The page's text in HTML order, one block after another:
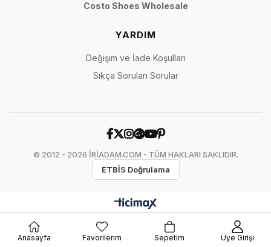
Costo Shoes Wholesale
YARDIM
Değişim ve İade Koşulları
Sıkça Sorulan Sorular
© 2012 - 2026 İRİADAM.COM - TÜM HAKLARI SAKLIDIR.
ETBİS Doğrulama
Anasayfa Favorilerim Sepetim Üye Girişi